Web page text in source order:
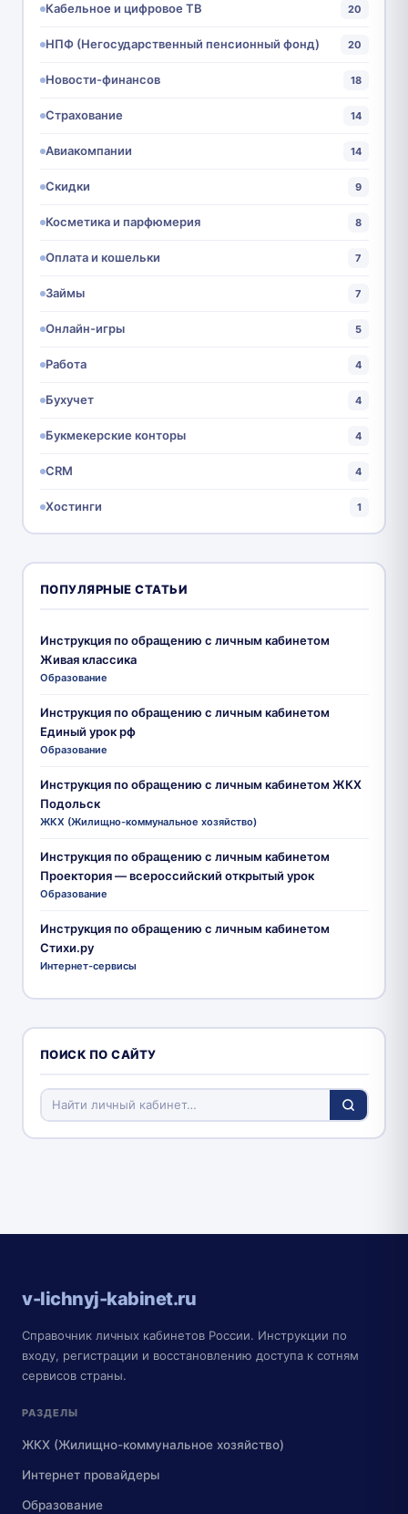
Кабельное и цифровое ТВ 20
НПФ (Негосударственный пенсионный фонд) 20
Новости-финансов 18
Страхование 14
Авиакомпании 14
Скидки 9
Косметика и парфюмерия 8
Оплата и кошельки 7
Займы 7
Онлайн-игры 5
Работа 4
Бухучет 4
Букмекерские конторы 4
CRM 4
Хостинги 1
ПОПУЛЯРНЫЕ СТАТЬИ
Инструкция по обращению с личным кабинетом
Живая классика
Образование
Инструкция по обращению с личным кабинетом
Единый урок рф
Образование
Инструкция по обращению с личным кабинетом ЖКХ
Подольск
ЖКХ (Жилищно-коммунальное хозяйство)
Инструкция по обращению с личным кабинетом
Проектория — всероссийский открытый урок
Образование
Инструкция по обращению с личным кабинетом
Стихи.ру
Интернет-сервисы
ПОИСК ПО САЙТУ
v-lichnyj-kabinet.ru
Справочник личных кабинетов России. Инструкции по
входу, регистрации и восстановлению доступа к сотням
сервисов страны.
РАЗДЕЛЫ
ЖКХ (Жилищно-коммунальное хозяйство)
Интернет провайдеры
Образование